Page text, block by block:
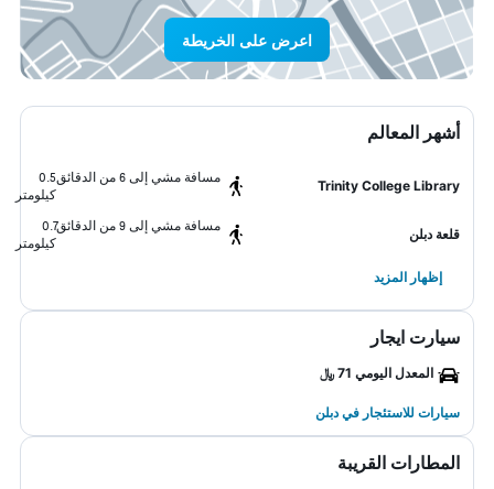
اعرض على الخريطة
أشهر المعالم
Trinity College Library
مسافة مشي إلى 6 من الدقائق
0.5
كيلومتر
قلعة دبلن
مسافة مشي إلى 9 من الدقائق
0.7
كيلومتر
إظهار المزيد
سيارت ايجار
المعدل اليومي 71 ﷼
سيارات للاستئجار في دبلن
المطارات القريبة